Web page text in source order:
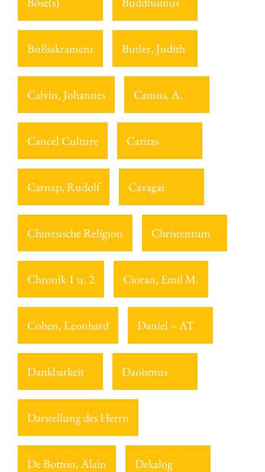
Bußsakrament Butler, Judith
Calvin, Johannes Camus, A.
Cancel Culture Caritas
Carnap, Rudolf Cavagai
Chinesische Religion Christentum
Chronik 1 u. 2 Cioran, Emil M.
Cohen, Leonhard Daniel – AT
Dankbarkeit Daoismus
Darstellung des Herrn
De Botton, Alain Dekalog